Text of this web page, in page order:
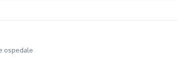
ospedale